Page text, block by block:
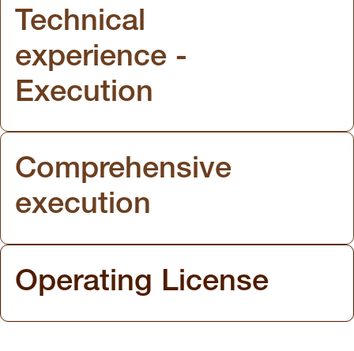
Technical
experience -
Execution
Comprehensive
execution
Operating License